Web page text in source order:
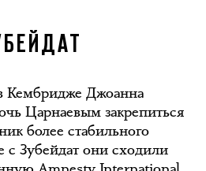
Кембридже Джоанна
Царнаевым закрепиться
более стабильного
с Зубейдат они сходили